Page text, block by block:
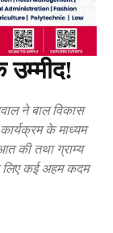
उम्मीद!
ने बाल विकास
के माध्यम
की तथा ग्राम्य
लिए कई अहम कदम